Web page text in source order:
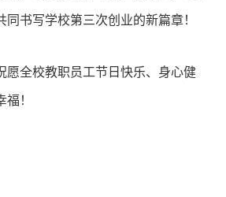
书写学校第三次创业的新篇章！
愿全校教职员工节日快乐、身心健
！